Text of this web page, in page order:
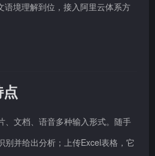
语境理解到位，接入阿里云体系方
、文档、语音多种输入形式。随手
别并给出分析；上传Excel表格，它